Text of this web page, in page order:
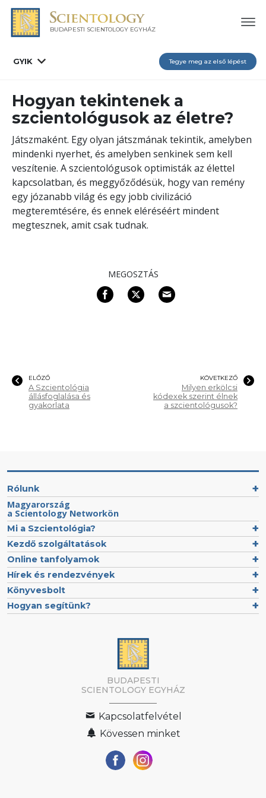
BUDAPESTI SCIENTOLOGY EGYHÁZ
GYIK Tegye meg az első lépést
Hogyan tekintenek a
szcientológusok az életre?
Játszmaként. Egy olyan játszmának tekintik, amelyben
mindenki nyerhet, és amelyben senkinek sem kell
veszítenie. A szcientológusok optimisták az élettel
kapcsolatban, és meggyőződésük, hogy van remény
egy józanabb világ és egy jobb civilizáció
megteremtésére, és ennek eléréséért mindent
megtesznek, amit csak tudnak.
MEGOSZTÁS
ELŐZŐ
A Szcientológia
állásfoglalása és
gyakorlata
KÖVETKEZŐ
Milyen erkölcsi
kódexek szerint élnek
a szcientológusok?
Rólunk
Magyarország
a Scientology Networkön
Mi a Szcientológia?
Kezdő szolgáltatások
Online tanfolyamok
Hírek és rendezvények
Könyvesbolt
Hogyan segítünk?
BUDAPESTI
SCIENTOLOGY EGYHÁZ
Kapcsolatfelvétel
Kövessen minket